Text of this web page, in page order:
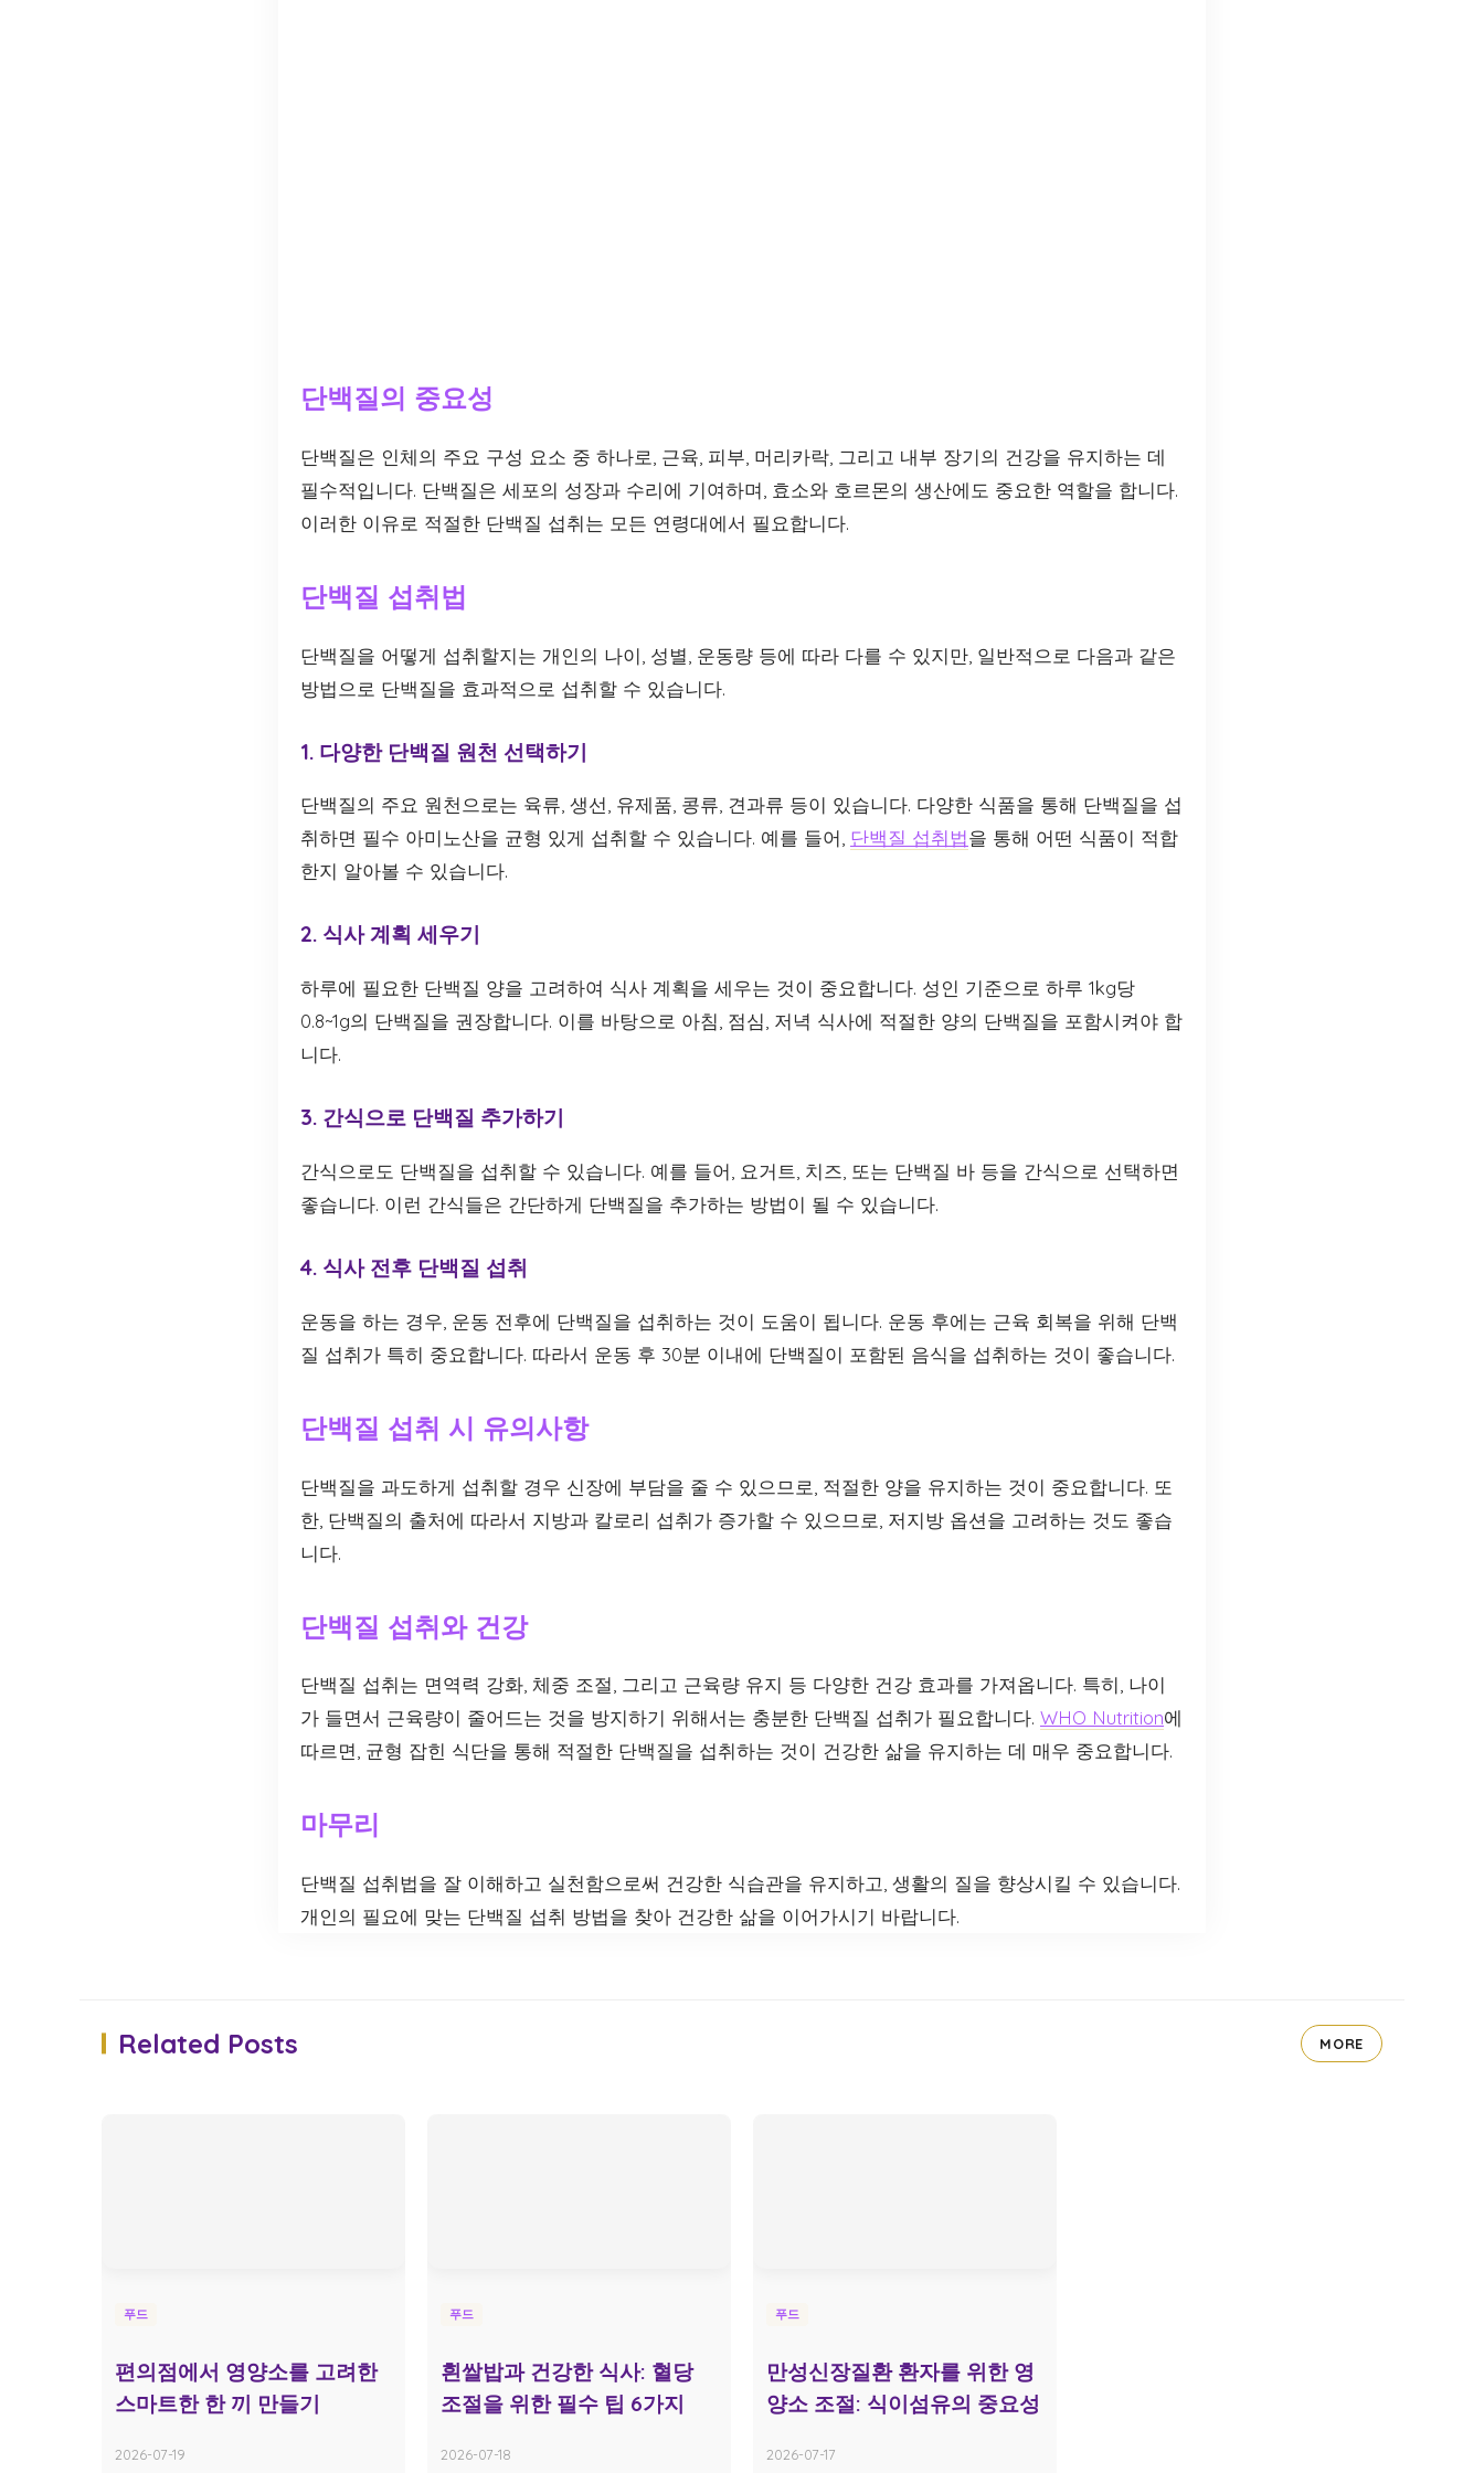
단백질의 중요성
단백질은 인체의 주요 구성 요소 중 하나로, 근육, 피부, 머리카락, 그리고 내부 장기의 건강을 유지하는 데
필수적입니다. 단백질은 세포의 성장과 수리에 기여하며, 효소와 호르몬의 생산에도 중요한 역할을 합니다.
이러한 이유로 적절한 단백질 섭취는 모든 연령대에서 필요합니다.
단백질 섭취법
단백질을 어떻게 섭취할지는 개인의 나이, 성별, 운동량 등에 따라 다를 수 있지만, 일반적으로 다음과 같은
방법으로 단백질을 효과적으로 섭취할 수 있습니다.
1. 다양한 단백질 원천 선택하기
단백질의 주요 원천으로는 육류, 생선, 유제품, 콩류, 견과류 등이 있습니다. 다양한 식품을 통해 단백질을 섭
취하면 필수 아미노산을 균형 있게 섭취할 수 있습니다. 예를 들어, 단백질 섭취법을 통해 어떤 식품이 적합
한지 알아볼 수 있습니다.
2. 식사 계획 세우기
하루에 필요한 단백질 양을 고려하여 식사 계획을 세우는 것이 중요합니다. 성인 기준으로 하루 1kg당
0.8~1g의 단백질을 권장합니다. 이를 바탕으로 아침, 점심, 저녁 식사에 적절한 양의 단백질을 포함시켜야 합
니다.
3. 간식으로 단백질 추가하기
간식으로도 단백질을 섭취할 수 있습니다. 예를 들어, 요거트, 치즈, 또는 단백질 바 등을 간식으로 선택하면
좋습니다. 이런 간식들은 간단하게 단백질을 추가하는 방법이 될 수 있습니다.
4. 식사 전후 단백질 섭취
운동을 하는 경우, 운동 전후에 단백질을 섭취하는 것이 도움이 됩니다. 운동 후에는 근육 회복을 위해 단백
질 섭취가 특히 중요합니다. 따라서 운동 후 30분 이내에 단백질이 포함된 음식을 섭취하는 것이 좋습니다.
단백질 섭취 시 유의사항
단백질을 과도하게 섭취할 경우 신장에 부담을 줄 수 있으므로, 적절한 양을 유지하는 것이 중요합니다. 또
한, 단백질의 출처에 따라서 지방과 칼로리 섭취가 증가할 수 있으므로, 저지방 옵션을 고려하는 것도 좋습
니다.
단백질 섭취와 건강
단백질 섭취는 면역력 강화, 체중 조절, 그리고 근육량 유지 등 다양한 건강 효과를 가져옵니다. 특히, 나이
가 들면서 근육량이 줄어드는 것을 방지하기 위해서는 충분한 단백질 섭취가 필요합니다. WHO Nutrition에
따르면, 균형 잡힌 식단을 통해 적절한 단백질을 섭취하는 것이 건강한 삶을 유지하는 데 매우 중요합니다.
마무리
단백질 섭취법을 잘 이해하고 실천함으로써 건강한 식습관을 유지하고, 생활의 질을 향상시킬 수 있습니다.
개인의 필요에 맞는 단백질 섭취 방법을 찾아 건강한 삶을 이어가시기 바랍니다.
Related Posts MORE
푸드
편의점에서 영양소를 고려한
스마트한 한 끼 만들기
2026-07-19
푸드
흰쌀밥과 건강한 식사: 혈당
조절을 위한 필수 팁 6가지
2026-07-18
푸드
만성신장질환 환자를 위한 영
양소 조절: 식이섬유의 중요성
2026-07-17